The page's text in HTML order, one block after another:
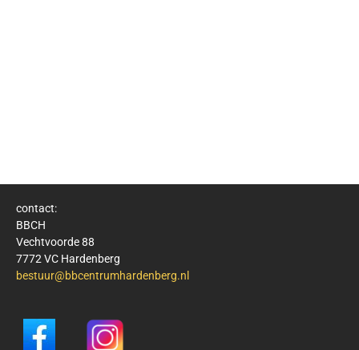
contact:
BBCH
Vechtvoorde 88
7772 VC Hardenberg
bestuur@bbcentrumhardenberg.nl